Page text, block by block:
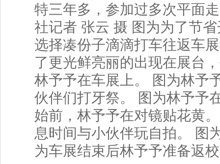
特三年多，参加过多次平面
社记者 张云 摄 图为为了节
选择凑份子滴滴打车往返车
了更光鲜亮丽的出现在展台
林予予在车展上。 图为林予
伙伴们打牙祭。 图为林予予
始前，林予予在对镜贴花黄
息时间与小伙伴玩自拍。 图
为车展结束后林予予准备返